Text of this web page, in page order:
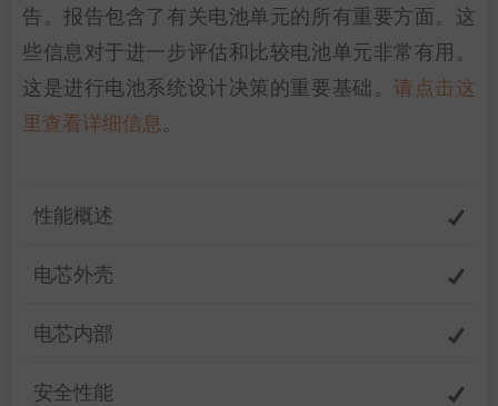
告。报告包含了有关电池单元的所有重要方面。这
些信息对于进一步评估和比较电池单元非常有用。
这是进行电池系统设计决策的重要基础。请点击这
里查看详细信息。
性能概述
电芯外壳
电芯内部
安全性能